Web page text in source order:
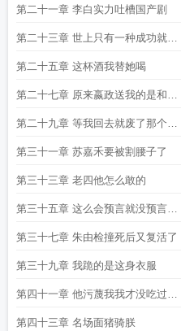
第二十一章 李白实力吐槽国产剧
第二十三章 世上只有一种成功就是
以喜欢的方式度过一生
第二十五章 这杯酒我替她喝
第二十七章 原来嬴政送我的是和氏
璧
第二十九章 等我回去就废了那个鸟
皇帝
第三十一章 苏嘉禾要被割腰子了
第三十三章 老四他怎么敢的
第三十五章 这么会预言就没预言到
自己亡国吗
第三十七章 朱由检撞死后又复活了
第三十九章 我跪的是这身衣服
第四十一章 他污蔑我我才没吃过猪
屎
第四十三章 名场面猪骑朕